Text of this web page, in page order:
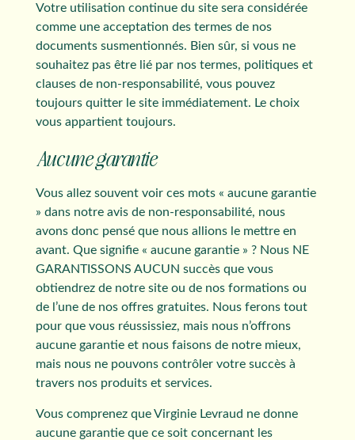
Votre utilisation continue du site sera considérée
comme une acceptation des termes de nos
documents susmentionnés. Bien sûr, si vous ne
souhaitez pas être lié par nos termes, politiques et
clauses de non-responsabilité, vous pouvez
toujours quitter le site immédiatement. Le choix
vous appartient toujours.
Aucune garantie
Vous allez souvent voir ces mots « aucune garantie
» dans notre avis de non-responsabilité, nous
avons donc pensé que nous allions le mettre en
avant. Que signifie « aucune garantie » ? Nous NE
GARANTISSONS AUCUN succès que vous
obtiendrez de notre site ou de nos formations ou
de l’une de nos offres gratuites. Nous ferons tout
pour que vous réussissiez, mais nous n’offrons
aucune garantie et nous faisons de notre mieux,
mais nous ne pouvons contrôler votre succès à
travers nos produits et services.
Vous comprenez que Virginie Levraud ne donne
aucune garantie que ce soit concernant les